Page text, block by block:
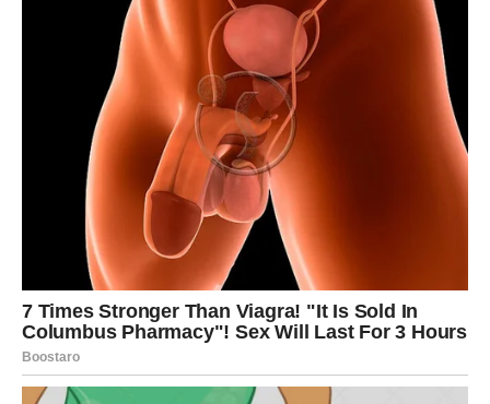
Pred vama su trenuci koje ćete dugo pamtiti.
ŠKORPIJA